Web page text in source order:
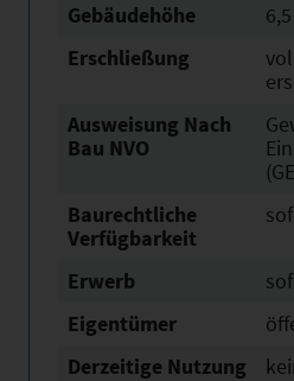
Gebäudehöhe
Erschließung
Ausweisung Nach
Bau NVO
Baurechtliche
Verfügbarkeit
Erwerb
Eigentümer
Derzeitige Nutzung